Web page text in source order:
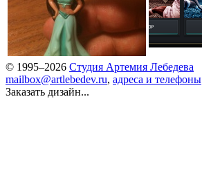
© 1995–2026 Студия Артемия Лебедева
mailbox@artlebedev.ru, адреса и телефоны
Заказать дизайн...